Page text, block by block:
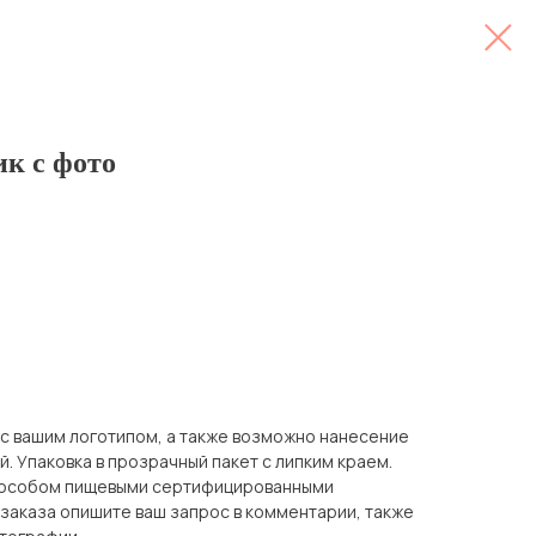
с фото
вашим логотипом, а также возможно нанесение
Упаковка в прозрачный пакет с липким краем.
пищевыми сертифицированными
опишите ваш запрос в комментарии, также